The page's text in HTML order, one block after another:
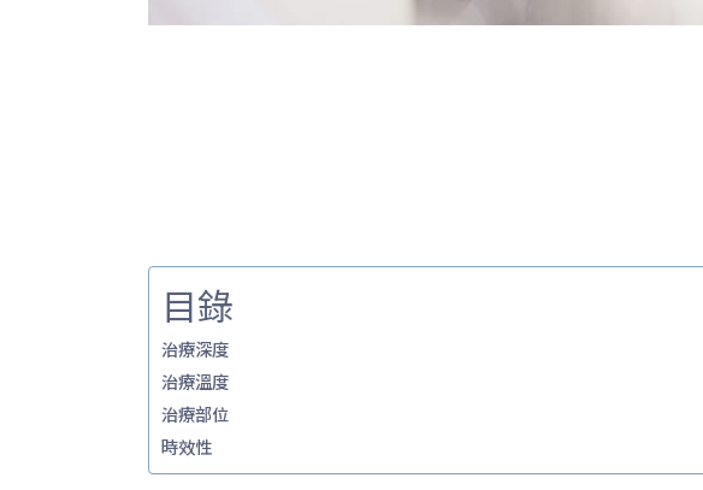
目錄
治療深度
治療溫度
治療部位
時效性